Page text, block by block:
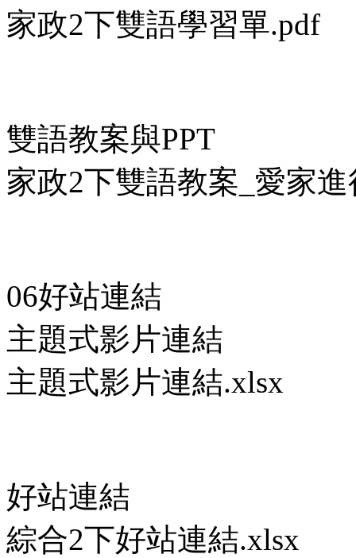
家政2下雙語學習單.pdf
雙語教案與PPT
家政2下雙語教案_愛家進
06好站連結
主題式影片連結
主題式影片連結.xlsx
好站連結
綜合2下好站連結.xlsx